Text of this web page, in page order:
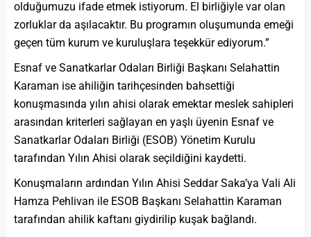
olduğumuzu ifade etmek istiyorum. El birliğiyle var olan
zorluklar da aşılacaktır. Bu programın oluşumunda emeği
geçen tüm kurum ve kuruluşlara teşekkür ediyorum.”
Esnaf ve Sanatkarlar Odaları Birliği Başkanı Selahattin
Karaman ise ahiliğin tarihçesinden bahsettiği
konuşmasında yılın ahisi olarak emektar meslek sahipleri
arasından kriterleri sağlayan en yaşlı üyenin Esnaf ve
Sanatkarlar Odaları Birliği (ESOB) Yönetim Kurulu
tarafından Yılın Ahisi olarak seçildiğini kaydetti.
Konuşmaların ardından Yılın Ahisi Seddar Saka’ya Vali Ali
Hamza Pehlivan ile ESOB Başkanı Selahattin Karaman
tarafından ahilik kaftanı giydirilip kuşak bağlandı.